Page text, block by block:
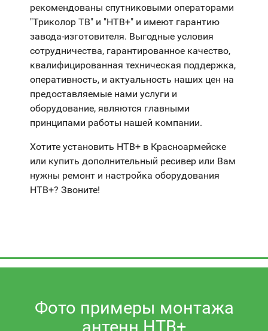
рекомендованы спутниковыми операторами
"Триколор ТВ" и "НТВ+" и имеют гарантию
завода-изготовителя. Выгодные условия
сотрудничества, гарантированное качество,
квалифицированная техническая поддержка,
оперативность, и актуальность наших цен на
предоставляемые нами услуги и
оборудование, являются главными
принципами работы нашей компании.
Хотите установить НТВ+ в Красноармейске
или купить дополнительный ресивер или Вам
нужны ремонт и настройка оборудования
НТВ+? Звоните!
Фото примеры монтажа
антенн НТВ+